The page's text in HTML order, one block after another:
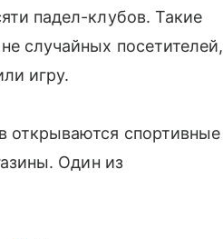
падел-клубов. Такие
случайных посетителей,
игру.
открываются спортивные
Один из